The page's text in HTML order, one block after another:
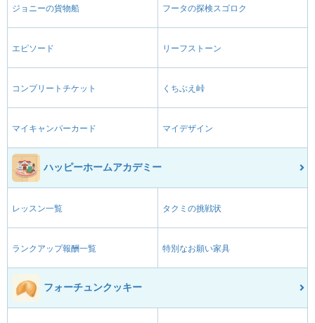
ジョニーの貨物船 フータの探検スゴロク
エピソード リーフストーン
コンプリートチケット くちぶえ峠
マイキャンパーカード マイデザイン
ハッピーホームアカデミー
レッスン一覧 タクミの挑戦状
ランクアップ報酬一覧 特別なお願い家具
フォーチュンクッキー